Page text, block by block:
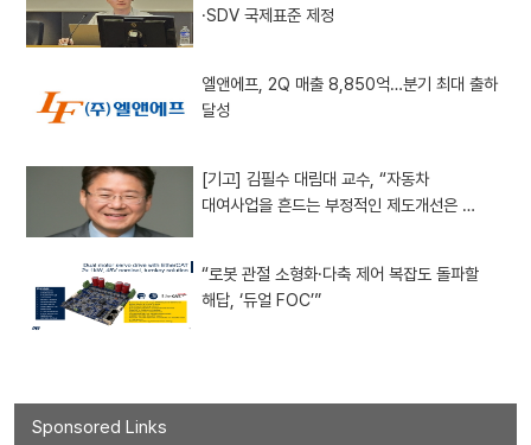
·SDV 국제표준 제정
엘앤에프, 2Q 매출 8,850억…분기 최대 출하
달성
[기고] 김필수 대림대 교수, “자동차
대여사업을 흔드는 부정적인 제도개선은 …
“로봇 관절 소형화·다축 제어 복잡도 돌파할
해답, ‘듀얼 FOC’”
Sponsored Links